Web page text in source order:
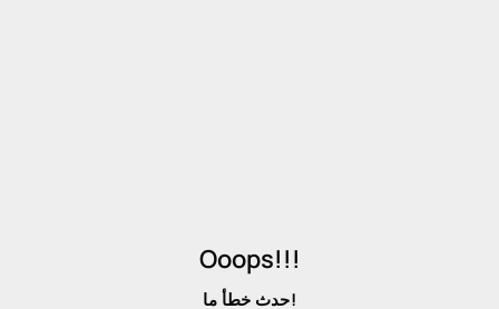
Ooops!!!
حدث خطأ ما!